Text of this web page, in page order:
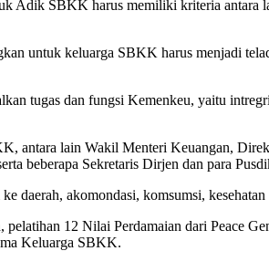
SBKK harus memiliki kriteria antara
untuk keluarga SBKK harus menjadi
tugas dan fungsi Kemenkeu, yaitu
antara lain Wakil Menteri Keuangan,
beberapa Sekretaris Dirjen dan para
daerah, akomondasi, komsumsi,
12 Nilai Perdamaian dari Peace
Keluarga SBKK.